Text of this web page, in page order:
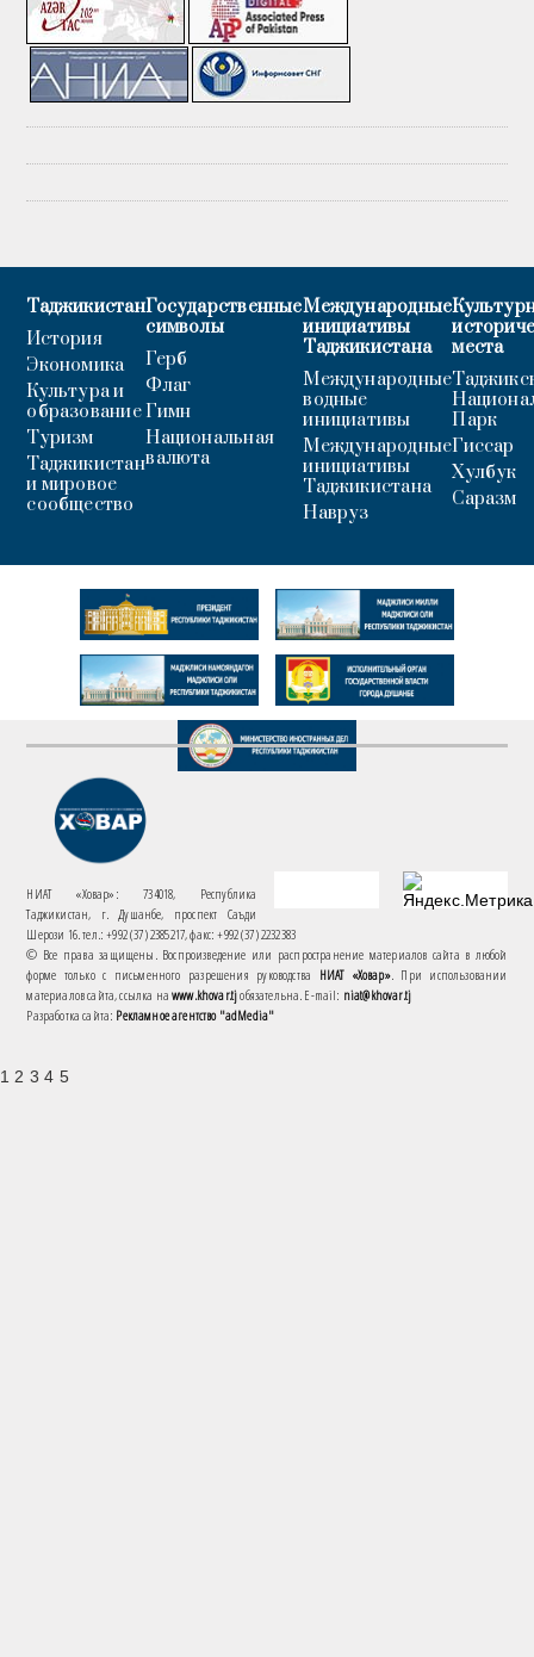
Таджикистан
История
Экономика
Культура и
образование
Туризм
Таджикистан
и мировое
сообщество
Государственные
символы
Герб
Флаг
Гимн
Национальная
валюта
Международные
инициативы
Таджикистана
Международные
водные
инициативы
Международные
инициативы
Таджикистана
Навруз
места
Парк
Гиссар
Хулбук
Саразм
НИАТ «Ховар»: 734018, Республика
Таджикистан, г. Душанбе, проспект Саъди
Шерози 16. тел.: +992 (37) 2385217, факс: +992 (37) 2232383
© Все права защищены. Воспроизведение или распространение материалов сайта в любой
форме только с письменного разрешения руководства НИАТ «Ховар». При использовании
материалов сайта, ссылка наwww.khovar.tjобязательна. E-mail: niat@khovar.tj
Разработка сайта: Рекламное агентство "adMedia"
1 2 3 4 5